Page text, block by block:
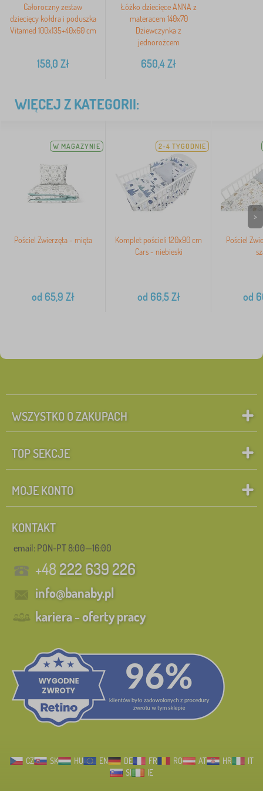
Całoroczny zestaw
dziecięcy kołdra i poduszka
Vitamed 100x135+40x60 cm
158,0 Zł
Łóżko dziecięce ANNA z
materacem 140x70
Dziewczynka z
jednorożcem
650,4Zł
WIĘCEJ Z KATEGORII:
W MAGAZYNIE
Pościel Zwierzęta - mięta
od 65,9 Zł
2-4 TYGODNIE
Komplet pościeli 120x90 cm
Cars - niebieski
od 66,5Zł
Pościel
od
>
WSZYSTKO O ZAKUPACH
TOP SEKCJE
MOJE KONTO
KONTAKT
email: PON-PT 8:00—16:00
+48222 639 226
info@banaby.pl
kariera - oferty pracy
CZ SK HU EN DE FR RO AT HR
IT
SI
IE